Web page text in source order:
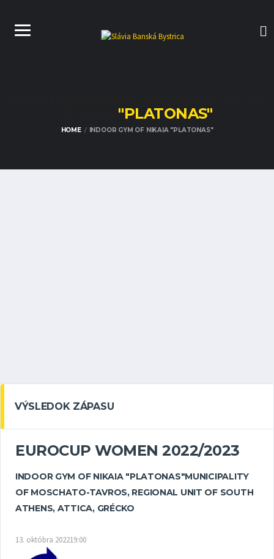
"PLATONAS"
HOME INDOOR GYM OF NIKAIA "PLATONAS"
VÝSLEDOK ZÁPASU
EUROCUP WOMEN 2022/2023
INDOOR GYM OF NIKAIA "PLATONAS"MUNICIPALITY
OF MOSCHATO-TAVROS, REGIONAL UNIT OF SOUTH
ATHENS, ATTICA, GRÉCKO
13. októbra 202219:00